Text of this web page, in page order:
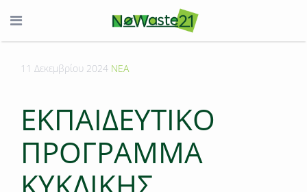
11 Δεκεμβρίου 2024 ΝΕΑ
ΕΚΠΑΙΔΕΥΤΙΚΟ
ΠΡΟΓΡΑΜΜΑ